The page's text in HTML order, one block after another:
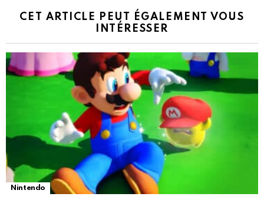
CET ARTICLE PEUT ÉGALEMENT VOUS
INTÉRESSER
Nintendo